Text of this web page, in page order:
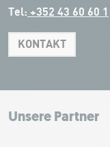
Tel: +352 43 60 60 1
KONTAKT
+
−
Leaflet|Map tiles by
Unsere Partner